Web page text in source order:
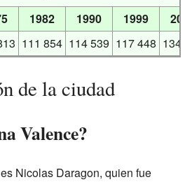
1982 1990 1999
111 854 114 539 117 448 134
de la ciudad
Valence?
Nicolas Daragon, quien fue